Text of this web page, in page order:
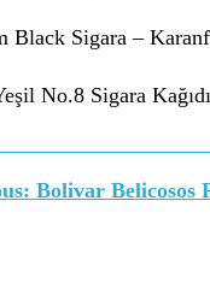
Black Sigara –
No.8 Sigara
Bolivar Belicosos